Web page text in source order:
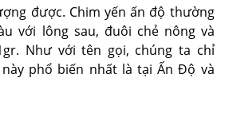
được. Chim yến ấn độ thường
với lông sau, đuôi chẻ nông và
Như với tên gọi, chúng ta chỉ
phổ biến nhất là tại Ấn Độ và